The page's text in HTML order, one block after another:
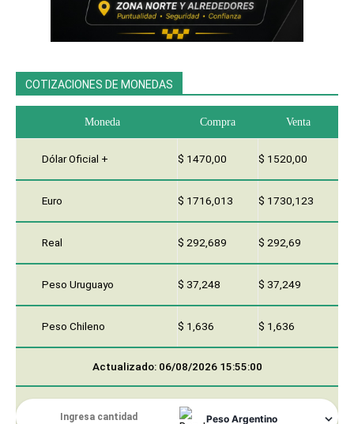
COTIZACIONES DE MONEDAS
Moneda Compra Venta
Dólar Oficial + $ 1470,00 $ 1520,00
Euro $ 1716,013 $ 1730,123
Real $ 292,689 $ 292,69
Peso Uruguayo $ 37,248 $ 37,249
Peso Chileno $ 1,636 $ 1,636
Actualizado: 06/08/2026 15:55:00